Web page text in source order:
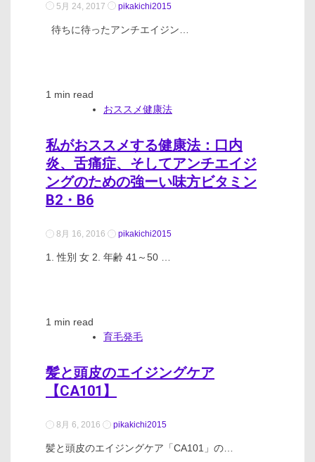
5月 24, 2017 pikakichi2015
待ちに待ったアンチエイジン…
1 min read
おススメ健康法
私がおススメする健康法：口内
炎、舌痛症、そしてアンチエイジ
ングのための強ーい味方ビタミン
B2・B6
8月 16, 2016 pikakichi2015
1. 性別 女 2. 年齢 41～50 …
1 min read
育毛発毛
髪と頭皮のエイジングケア
【CA101】
8月 6, 2016 pikakichi2015
髪と頭皮のエイジングケア「CA101」の…